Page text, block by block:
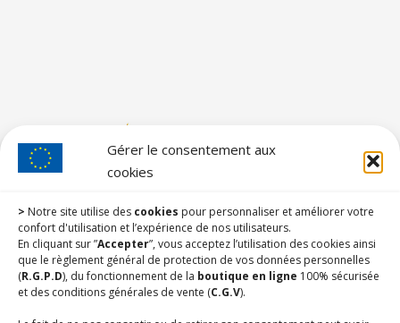
Gérer le consentement aux
cookies
> Notre site utilise des cookies pour personnaliser et améliorer votre
confort d'utilisation et l’expérience de nos utilisateurs.
En cliquant sur ”Accepter”, vous acceptez l’utilisation des cookies ainsi
que le règlement général de protection de vos données personnelles
(R.G.P.D), du fonctionnement de la boutique en ligne 100% sécurisée
et des conditions générales de vente (C.G.V).